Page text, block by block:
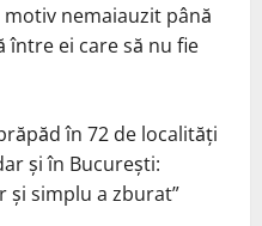
nemaiauzit până
între ei care să nu fie
în 72 de localități
și în București:
și simplu a zburat”